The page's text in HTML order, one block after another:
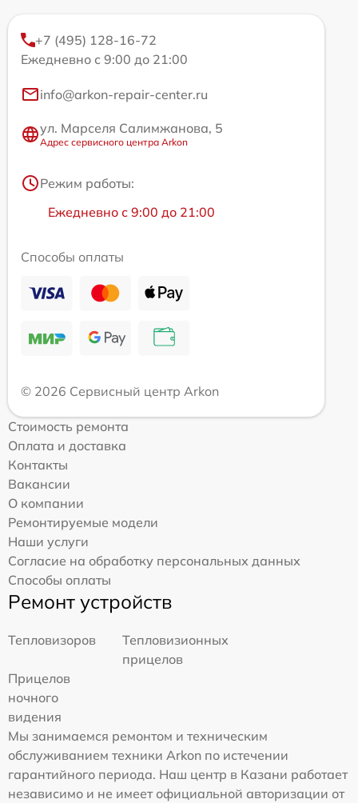
+7 (495) 128-16-72
Ежедневно с 9:00 до 21:00
info@arkon-repair-center.ru
ул. Марселя Салимжанова, 5
Адрес сервисного центра Arkon
Режим работы:
Ежедневно с 9:00 до 21:00
Способы оплаты
© 2026 Сервисный центр Arkon
Стоимость ремонта
Оплата и доставка
Контакты
Вакансии
О компании
Ремонтируемые модели
Наши услуги
Согласие на обработку персональных данных
Способы оплаты
Ремонт устройств
Тепловизоров
Тепловизионных
прицелов
Прицелов
ночного
видения
Мы занимаемся ремонтом и техническим
обслуживанием техники Arkon по истечении
гарантийного периода. Наш центр в Казани работает
независимо и не имеет официальной авторизации от